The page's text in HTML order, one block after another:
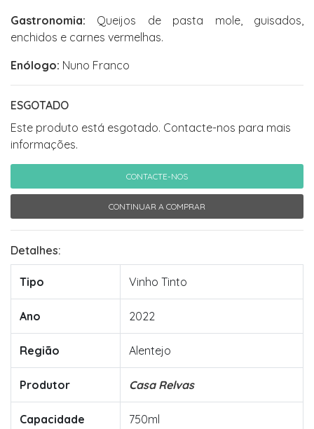
Gastronomia: Queijos de pasta mole, guisados,
enchidos e carnes vermelhas.
Enólogo: Nuno Franco
ESGOTADO
Este produto está esgotado. Contacte-nos para mais
informações.
CONTACTE-NOS
CONTINUAR A COMPRAR
Detalhes:
Tipo Vinho Tinto
Ano 2022
Região Alentejo
Produtor Casa Relvas
Capacidade 750ml